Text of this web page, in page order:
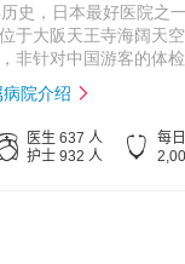
史，日本最好医院之一
于大阪天王寺海阔天
非针对中国游客的体检
院介绍
医生 637 人
护士 932 人
每